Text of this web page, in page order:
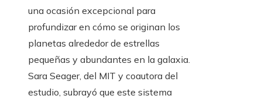
una ocasión excepcional para
profundizar en cómo se originan los
planetas alrededor de estrellas
pequeñas y abundantes en la galaxia.
Sara Seager, del MIT y coautora del
estudio, subrayó que este sistema